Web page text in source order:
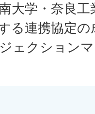
大学・奈良
る連携協定
ェクション